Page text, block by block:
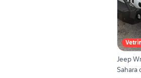
Jeep
Sahara